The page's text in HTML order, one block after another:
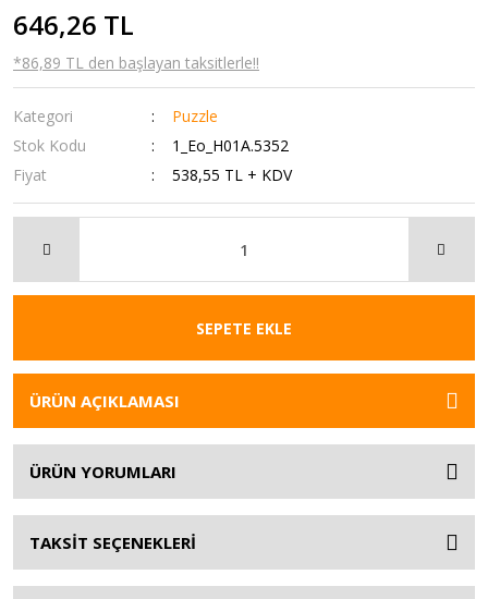
646,26 TL
*86,89 TL den başlayan taksitlerle!!
Kategori
Puzzle
Stok Kodu
1_Eo_H01A.5352
Fiyat
538,55 TL + KDV
SEPETE EKLE
ÜRÜN AÇIKLAMASI
ÜRÜN YORUMLARI
TAKSİT SEÇENEKLERİ